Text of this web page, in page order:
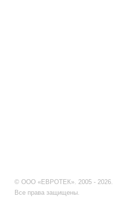
© ООО «ЕВРОТЕК». 2005 - 2026.
Все права защищены.